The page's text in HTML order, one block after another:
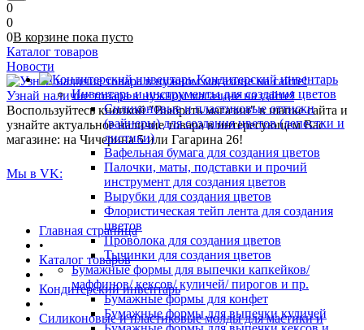
0
0
0В корзине пока пусто
Каталог товаров
Кондитерский инвентарь
Инвентарь и инструменты для создания цветов
Силиконовые и пластиковые оттиски
(вайнеры) для создания цветов (лепестки и
листики)
Вафельная бумага для создания цветов
Палочки, маты, подставки и прочий
инструмент для создания цветов
Вырубки для создания цветов
Флористическая тейп лента для создания
цветов
Проволока для создания цветов
Тычинки для создания цветов
Бумажные формы для выпечки капкейков/
маффинов/ кексов/ куличей/ пирогов и пр.
Бумажные формы для конфет
Бумажные формы для выпечки куличей
Новости
Узнай наличие товара в нужном магазине на сайте!
Воспользуйтесь кнопкой "Выбрать магазин" в шапке сайта и
узнайте актуальное наличие товара в интересующем Вас
магазине: на Чичерина 5 или Гагарина 26!
Мы в VK:
Главная страница
•
Каталог товаров
•
Кондитерский инвентарь
•
Силиконовые и пластиковые молды для мастики и